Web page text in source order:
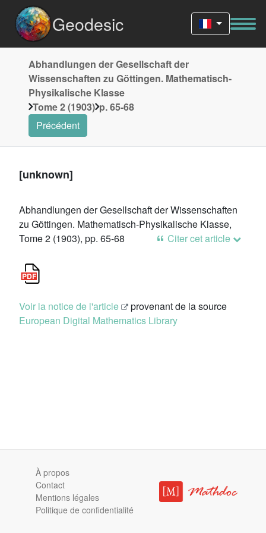
Geodesic
Abhandlungen der Gesellschaft der
Wissenschaften zu Göttingen. Mathematisch-
Physikalische Klasse
Tome 2 (1903) p. 65-68
Précédent
[unknown]
Abhandlungen der Gesellschaft der Wissenschaften
zu Göttingen. Mathematisch-Physikalische Klasse,
Tome 2 (1903), pp. 65-68
Citer cet article
Voir la notice de l'article
provenant de la source
European Digital Mathematics Library
À propos
Contact
Mentions légales
Politique de confidentialité